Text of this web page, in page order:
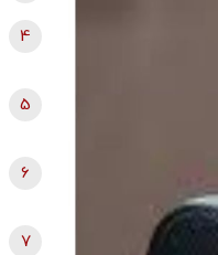
4
5
6
7